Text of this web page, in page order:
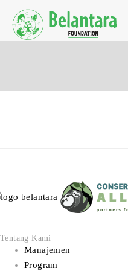
Tentang Kami
Manajemen
Program